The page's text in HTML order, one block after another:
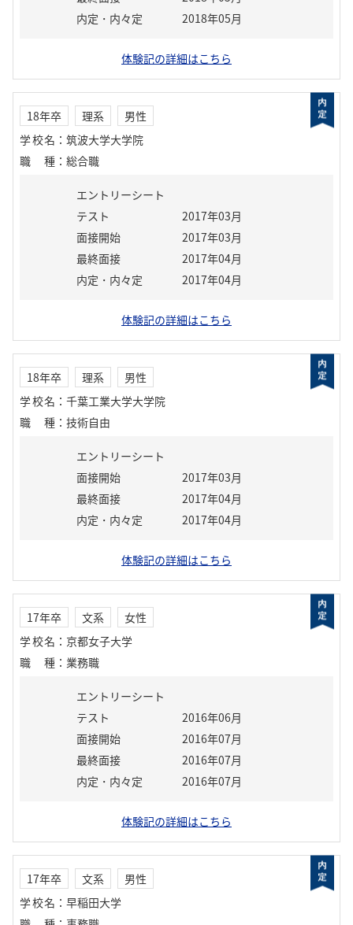
内定・内々定
2018年05月
体験記の詳細はこちら
18年卒 理系
男性
学校名 ： 筑波大学大学院
職種 ： 総合職
エントリーシート
テスト
2017年03月
面接開始
2017年03月
最終面接
2017年04月
内定・内々定
2017年04月
体験記の詳細はこちら
18年卒 理系
男性
学校名 ： 千葉工業大学大学院
職種 ： 技術自由
エントリーシート
面接開始
2017年03月
最終面接
2017年04月
内定・内々定
2017年04月
体験記の詳細はこちら
17年卒 文系
女性
学校名 ： 京都女子大学
職種 ： 業務職
エントリーシート
テスト
2016年06月
面接開始
2016年07月
最終面接
2016年07月
内定・内々定
2016年07月
体験記の詳細はこちら
17年卒 文系
男性
学校名 ： 早稲田大学